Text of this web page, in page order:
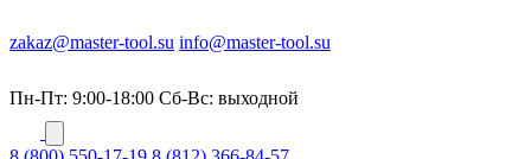
zakaz@master-tool.su info@master-tool.su
Пн-Пт: 9:00-18:00 Cб-Вс: выходной